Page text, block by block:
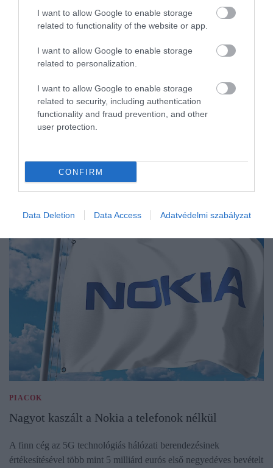
I want to allow Google to enable storage
related to functionality of the website or app.
I want to allow Google to enable storage
related to personalization.
I want to allow Google to enable storage
related to security, including authentication
functionality and fraud prevention, and other
user protection.
CONFIRM
Data Deletion Data Access Adatvédelmi szabályzat
százaléka pedig nem idősebb ötévesnél, 32 százalékuknál a csere
elkerülhető lett…
PIACOK
Nagyot kaszált a Nokia a telefonok nélkül
A finn cég az 5G technológiás hálózati berendezésinek
értékesítésével több mint 5 milliárd eurós első negyedéves bevételt